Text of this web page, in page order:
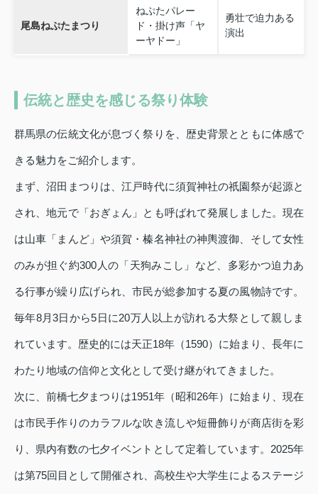
尾島ねぷたまつり
ねぷたパレー
ド・掛け声「ヤ
ーヤドー」
勇壮で迫力ある
演出
伝統と歴史を感じる祭り体験
群馬県の伝統文化が息づく祭りを、歴史背景とともに体感で
きる魅力をご紹介します。
まず、沼田まつりは、江戸時代に須賀神社の祇園祭が起源と
され、地元で「おぎょん」とも呼ばれて発展しました。現在
は山車「まんど」や須賀・榛名神社の神輿渡御、そして女性
のみが担ぐ約300人の「天狗みこし」など、多彩かつ迫力あ
る行事が繰り広げられ、市民が総参加する夏の風物詩です。
毎年8月3日から5日に20万人以上が訪れる大祭として親しま
れています。歴史的には天正18年（1590）に始まり、長年に
わたり地域の信仰と文化として受け継がれてきました。
次に、前橋七夕まつりは1951年（昭和26年）に始まり、現在
は市民手作りのカラフルな吹き流しや短冊飾りが商店街を彩
り、県内有数の七夕イベントとして定着しています。2025年
は第75回目として開催され、高校生や大学生によるステージ